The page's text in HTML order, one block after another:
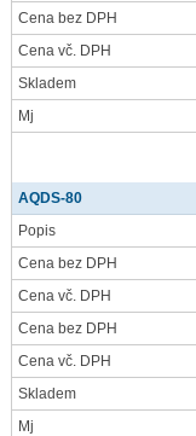
Cena bez DPH
Cena vč. DPH
Skladem
Mj
AQDS-80
Popis
Cena bez DPH
Cena vč. DPH
Cena bez DPH
Cena vč. DPH
Skladem
Mj